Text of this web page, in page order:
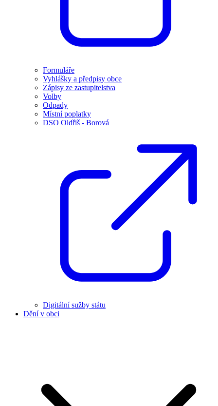
Formuláře
Vyhlášky a předpisy obce
Zápisy ze zastupitelstva
Volby
Odpady
Místní poplatky
DSO Oldřiš - Borová
Digitální sužby státu
Dění v obci